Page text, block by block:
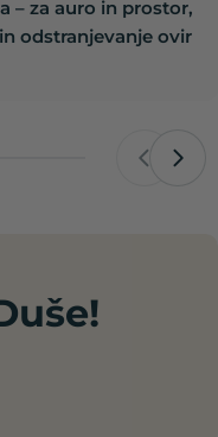
– za auro in prostor,
odstranjevanje ovir